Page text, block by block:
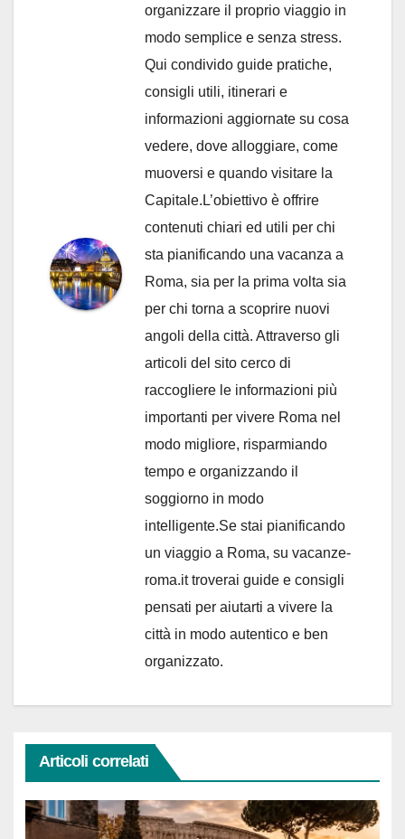
organizzare il proprio viaggio in
modo semplice e senza stress.
Qui condivido guide pratiche,
consigli utili, itinerari e
informazioni aggiornate su cosa
vedere, dove alloggiare, come
muoversi e quando visitare la
Capitale.L’obiettivo è offrire
contenuti chiari ed utili per chi
sta pianificando una vacanza a
Roma, sia per la prima volta sia
per chi torna a scoprire nuovi
angoli della città. Attraverso gli
articoli del sito cerco di
raccogliere le informazioni più
importanti per vivere Roma nel
modo migliore, risparmiando
tempo e organizzando il
soggiorno in modo
intelligente.Se stai pianificando
un viaggio a Roma, su vacanze-
roma.it troverai guide e consigli
pensati per aiutarti a vivere la
città in modo autentico e ben
organizzato.
Articoli correlati